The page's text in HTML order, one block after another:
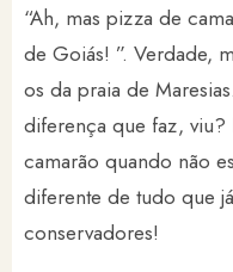
“Ah, mas pizza de
de Goiás! ”. Verdade,
os da praia de
diferença que faz,
camarão quando não
diferente de tudo que
conservadores!